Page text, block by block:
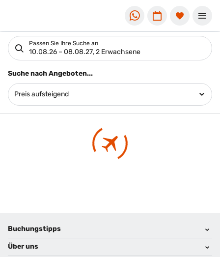
Suchlistenseite
Passen Sie Ihre Suche an
10.08.26–08.08.27,2 Erwachsene
Suchergebnisse
Suche nach Angeboten...
Preis aufsteigend
Footer navigation
Buchungstipps
Warum im Reisebüro buchen
Über uns